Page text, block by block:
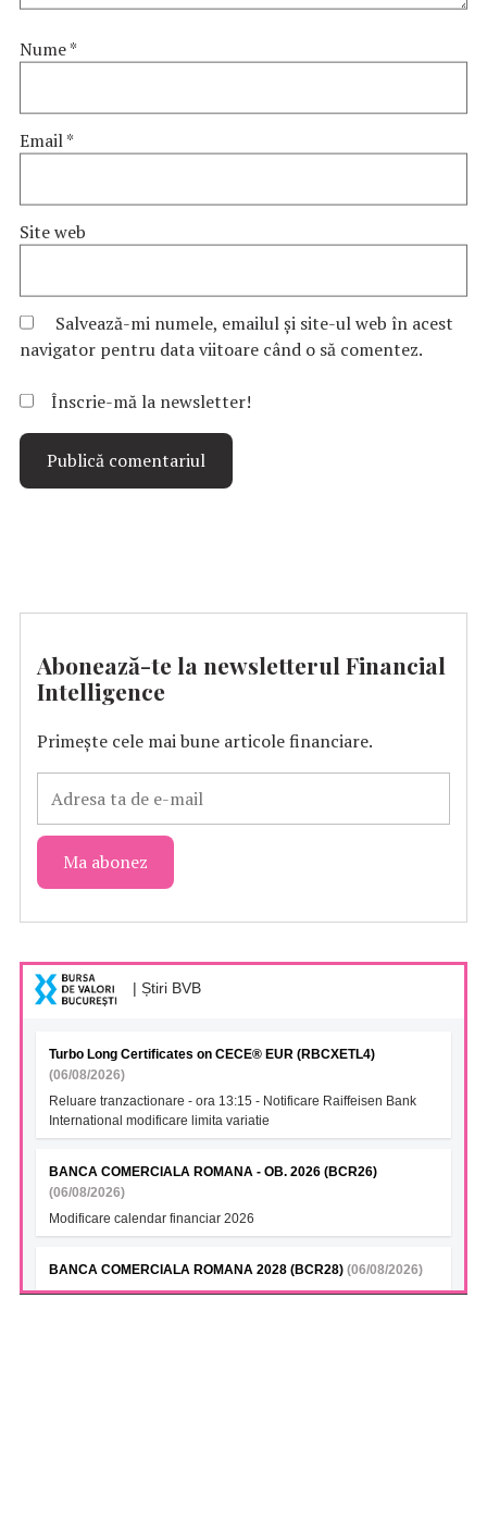
Nume*
Email*
Site web
Salvează-mi numele, emailul și site-ul web în acest
navigator pentru data viitoare când o să comentez.
Înscrie-mă la newsletter!
Abonează-te la newsletterul Financial
Intelligence
Primește cele mai bune articole financiare.
| Știri BVB
Turbo Long Certificates on CECE® EUR (RBCXETL4)
(06/08/2026)
Reluare tranzactionare - ora 13:15 - Notificare Raiffeisen Bank
International modificare limita variatie
BANCA COMERCIALA ROMANA - OB. 2026 (BCR26)
(06/08/2026)
Modificare calendar financiar 2026
BANCA COMERCIALA ROMANA 2028 (BCR28) (06/08/2026)
Modificare calendar financiar 2026